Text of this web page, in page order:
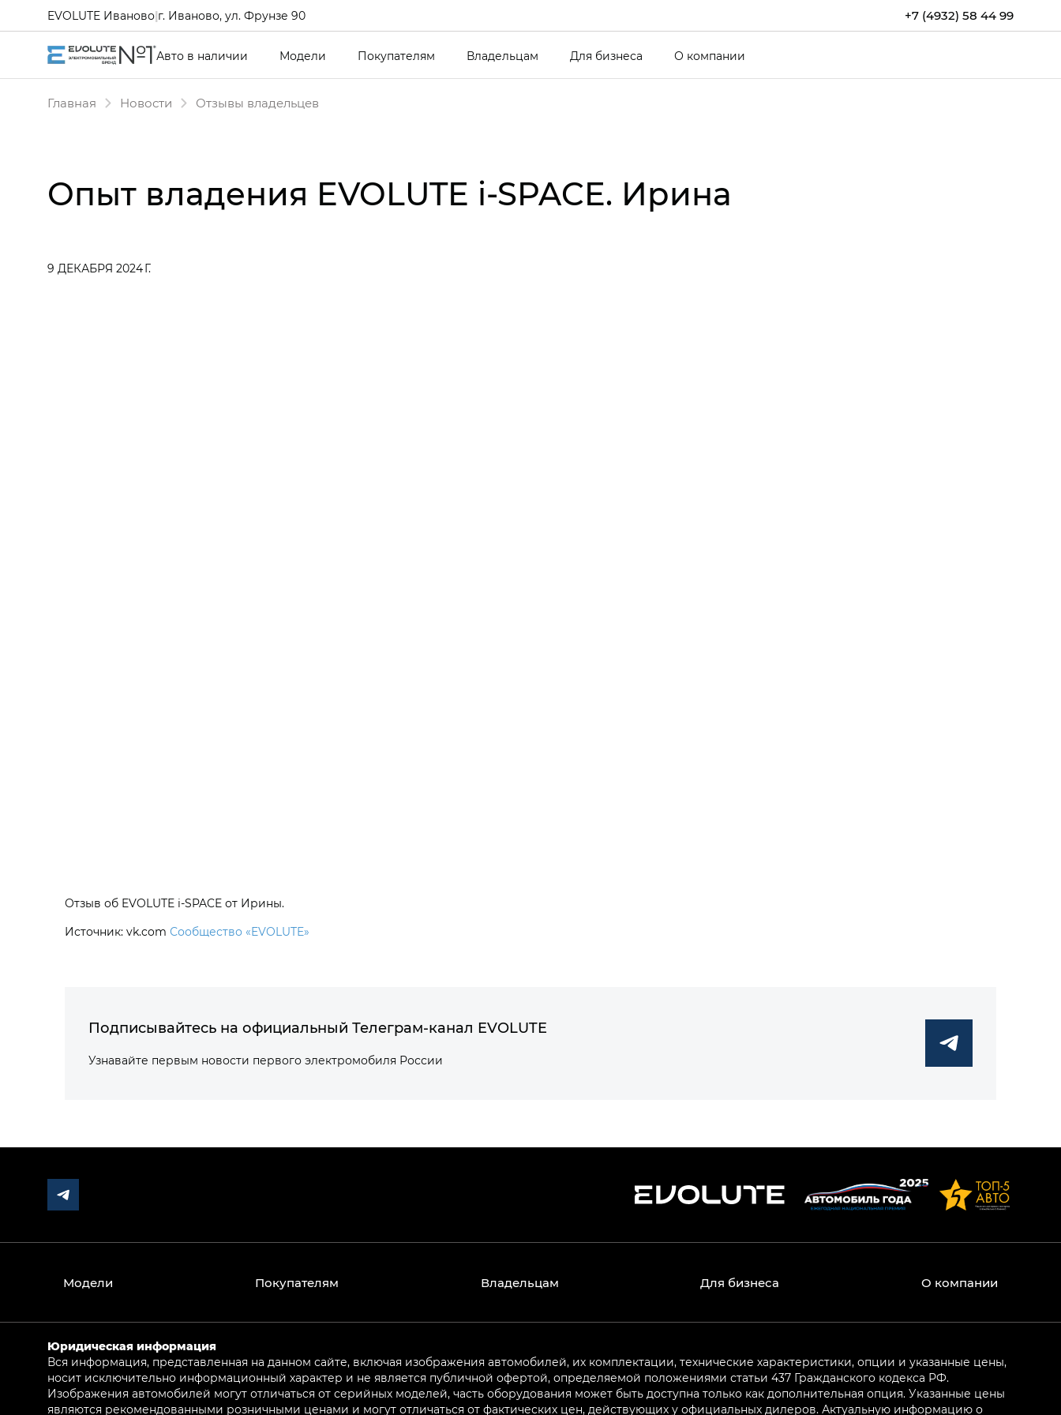
+7 (4932) 58 44 99
EVOLUTE Иваново|г. Иваново, ул. Фрунзе 90
Авто в наличии Модели Покупателям Владельцам Для бизнеса О компании
Главная Новости Отзывы владельцев
Опыт владения EVOLUTE i‑SPACE. Ирина
9 ДЕКАБРЯ 2024 Г.
Отзыв об EVOLUTE i‑SPACE от Ирины.
Источник: vk.com Сообщество «EVOLUTE»
Подписывайтесь на официальный Телеграм-канал EVOLUTE
Узнавайте первым новости первого электромобиля России
Модели Покупателям Владельцам Для бизнеса О компании
Юридическая информация
Вся информация, представленная на данном сайте, включая изображения автомобилей, их комплектации, технические характеристики, опции и указанные цены,
носит исключительно информационный характер и не является публичной офертой, определяемой положениями статьи 437 Гражданского кодекса РФ.
Изображения автомобилей могут отличаться от серийных моделей, часть оборудования может быть доступна только как дополнительная опция. Указанные цены
являются рекомендованными розничными ценами и могут отличаться от фактических цен, действующих у официальных дилеров. Актуальную информацию о